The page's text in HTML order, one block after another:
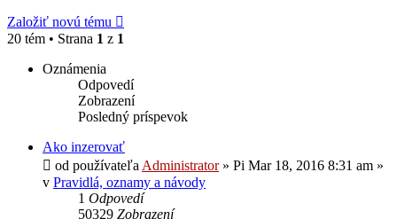
Založiť novú tému
20 tém • Strana 1 z 1
Oznámenia
Odpovedí
Zobrazení
Posledný príspevok
Ako inzerovať
od používateľa Administrator» Pi Mar 18, 2016 8:31 am »
v Pravidlá, oznamy a návody
1 Odpovedí
50329 Zobrazení